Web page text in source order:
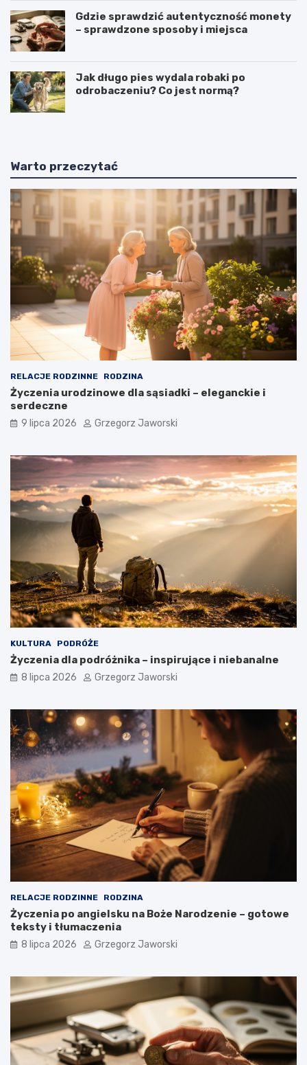
Gdzie sprawdzić autentyczność monety
– sprawdzone sposoby i miejsca
Jak długo pies wydala robaki po
odrobaczeniu? Co jest normą?
Warto przeczytać
RELACJE RODZINNE RODZINA
Życzenia urodzinowe dla sąsiadki – eleganckie i
serdeczne
9 lipca 2026 Grzegorz Jaworski
KULTURA PODRÓŻE
Życzenia dla podróżnika – inspirujące i niebanalne
8 lipca 2026 Grzegorz Jaworski
RELACJE RODZINNE RODZINA
Życzenia po angielsku na Boże Narodzenie – gotowe
teksty i tłumaczenia
8 lipca 2026 Grzegorz Jaworski